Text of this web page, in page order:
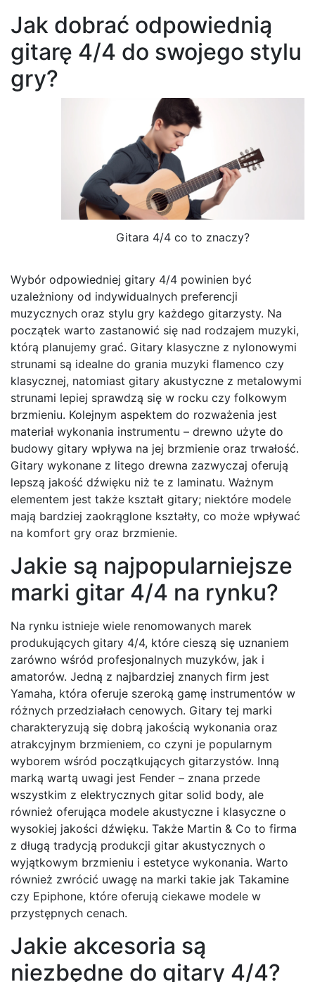
Jak dobrać odpowiednią
gitarę 4/4 do swojego stylu
gry?
Gitara 4/4 co to znaczy?
Wybór odpowiedniej gitary 4/4 powinien być
uzależniony od indywidualnych preferencji
muzycznych oraz stylu gry każdego gitarzysty. Na
początek warto zastanowić się nad rodzajem muzyki,
którą planujemy grać. Gitary klasyczne z nylonowymi
strunami są idealne do grania muzyki flamenco czy
klasycznej, natomiast gitary akustyczne z metalowymi
strunami lepiej sprawdzą się w rocku czy folkowym
brzmieniu. Kolejnym aspektem do rozważenia jest
materiał wykonania instrumentu – drewno użyte do
budowy gitary wpływa na jej brzmienie oraz trwałość.
Gitary wykonane z litego drewna zazwyczaj oferują
lepszą jakość dźwięku niż te z laminatu. Ważnym
elementem jest także kształt gitary; niektóre modele
mają bardziej zaokrąglone kształty, co może wpływać
na komfort gry oraz brzmienie.
Jakie są najpopularniejsze
marki gitar 4/4 na rynku?
Na rynku istnieje wiele renomowanych marek
produkujących gitary 4/4, które cieszą się uznaniem
zarówno wśród profesjonalnych muzyków, jak i
amatorów. Jedną z najbardziej znanych firm jest
Yamaha, która oferuje szeroką gamę instrumentów w
różnych przedziałach cenowych. Gitary tej marki
charakteryzują się dobrą jakością wykonania oraz
atrakcyjnym brzmieniem, co czyni je popularnym
wyborem wśród początkujących gitarzystów. Inną
marką wartą uwagi jest Fender – znana przede
wszystkim z elektrycznych gitar solid body, ale
również oferująca modele akustyczne i klasyczne o
wysokiej jakości dźwięku. Także Martin & Co to firma
z długą tradycją produkcji gitar akustycznych o
wyjątkowym brzmieniu i estetyce wykonania. Warto
również zwrócić uwagę na marki takie jak Takamine
czy Epiphone, które oferują ciekawe modele w
przystępnych cenach.
Jakie akcesoria są
niezbędne do gitary 4/4?